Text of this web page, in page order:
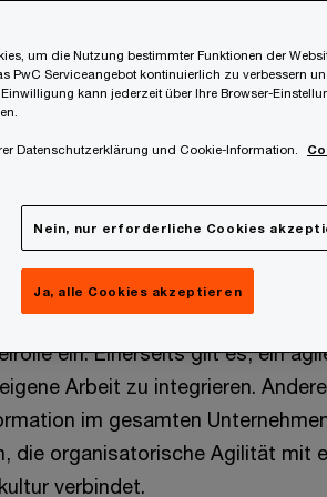
zu reagieren und sich
digitaler Produkte
an Bedeutung,
in den
ein: Einerseits gilt es, ein
Arbeit zu integrieren.
im gesamten
die organisatorische Agilität mit
verbindet.
um die Nutzung bestimmter Funktionen der
PwC Serviceangebot kontinuierlich zu verbessern
kann jederzeit über Ihre Browser-
Datenschutzerklärung und Cookie-Information.
Nein, nur erforderliche Cookies
Ja, alle Cookies akzeptieren